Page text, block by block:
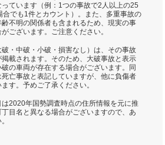
ています（例：1つの事故で2人以上の25
合でも1件とカウント）。また、多重事故の
不明の関係者も含まれるため、現実の事
ございます。ご注意ください。
破・中破・小破・損害なし）は、その事故
載されます。そのため、大破事故と表示
の車両が存在する場合がございます。同
亡事故と表記していますが、他に負傷者
す。予めご了承ください。
は2020年国勢調査時点の住所情報を元に推
目名と異なる場合がございますので、あ